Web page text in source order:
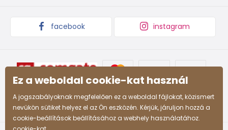
facebook instagram
Ez a weboldal cookie-kat használ
A jogszabályoknak megfelelően ez a weboldal fájlokat, közismert
nevükön sütiket helyez el az Ön eszközén. Kérjük, járuljon hozzá a
cookie-beállítások beállításához a webhely használatához.